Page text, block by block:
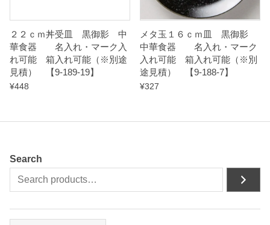
２２ｃｍ丼受皿 黒御影 中
華食器 名入れ・マーク入
れ可能 箱入れ可能（※別途
見積） 【9-189-19】
¥448
メタ玉１６ｃｍ皿 黒御影
中華食器 名入れ・マーク
入れ可能 箱入れ可能（※別
途見積） 【9-188-7】
¥327
Search